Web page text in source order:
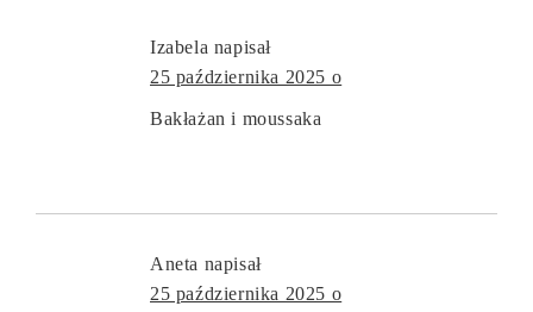
Izabela napisał
25 października 2025 o
Bakłażan i moussaka
Aneta napisał
25 października 2025 o